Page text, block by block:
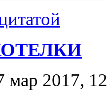
мар 2017,